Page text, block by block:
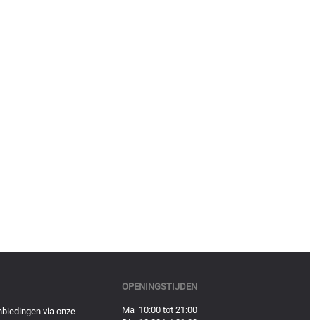
via onze
OPENINGSTIJDEN
Ma 10:00 tot 21:00